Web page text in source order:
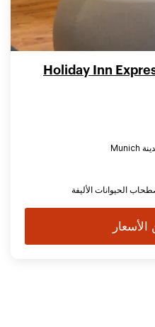
Holiday Inn
الحيوانات الأليفة